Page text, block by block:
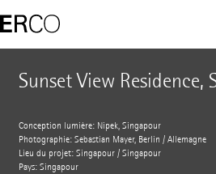
Sunset View Residence,
Conception lumière: Nipek, Singapour
Photographie: Sebastian Mayer, Berlin / Allemagne
Lieu du projet: Singapour / Singapour
Pays: Singapour